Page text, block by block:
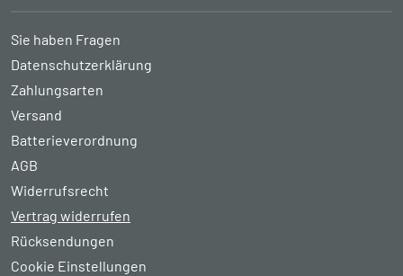
Sie haben Fragen
Datenschutzerklärung
Zahlungsarten
Versand
Batterieverordnung
AGB
Widerrufsrecht
Vertrag widerrufen
Rücksendungen
Cookie Einstellungen